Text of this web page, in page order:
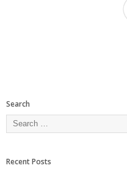
Search
Recent Posts